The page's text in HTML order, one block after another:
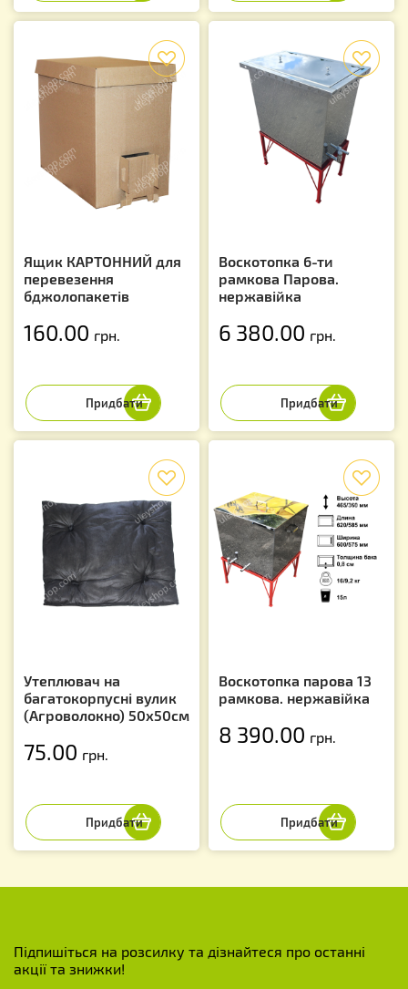
Ящик КАРТОННИЙ для
перевезення
бджолопакетів
160.00 грн.
Воскотопка 6-ти
рамкова Парова.
нержавійка
6 380.00 грн.
Утеплювач на
багатокорпусні вулик
(Агроволокно) 50х50см
75.00 грн.
Воскотопка парова 13
рамкова. нержавійка
8 390.00 грн.
Підпишіться на розсилку та дізнайтеся про останні
акції та знижки!